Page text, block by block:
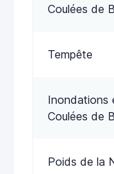
Coulées de
Tempête
Inondations
Coulées de
Poids de la